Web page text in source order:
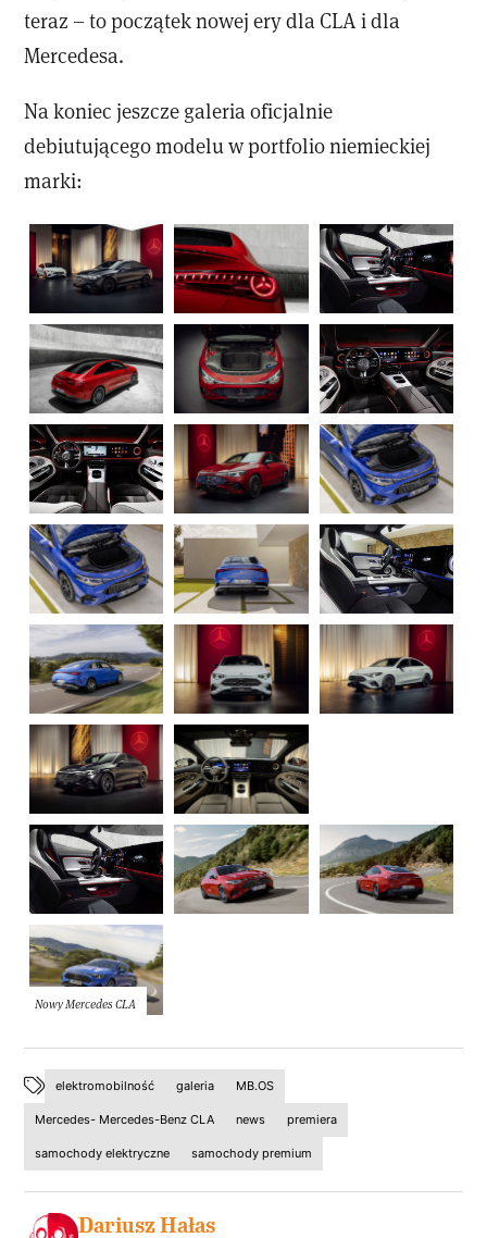
teraz – to początek nowej ery dla CLA i dla
Mercedesa.
Na koniec jeszcze galeria oficjalnie
debiutującego modelu w portfolio niemieckiej
marki:
Nowy Mercedes CLA
elektromobilność galeria MB.OS
Mercedes- Mercedes-Benz CLA news premiera
samochody elektryczne samochody premium
Dariusz Hałas